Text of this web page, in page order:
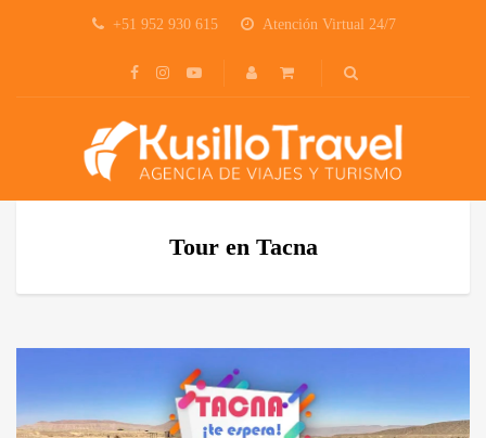
+51 952 930 615 Atención Virtual 24/7
Tour en Tacna